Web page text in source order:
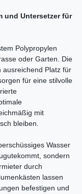
und Untersetzer für
Polypropylen
oder Garten. Die
ausreichend Platz für
für eine stilvolle
mit
bleiben.
Wasser
sondern
durch
lassen
befestigen und